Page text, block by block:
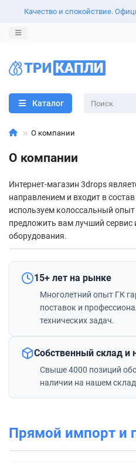
Качество и спокойствие.
Поверхностные насосы
Насосные станции
Центробежные насосы
Многоступенчатые насосы
Насосы для повышения давления
Циркуляционные насосы
Линейные насосы IN-LINE
Канализационные и
Консольно-моноблочные насосы
Мотопомпы
Насосы для химических
Канализационные станции
Консольные насосы
Насосы для перекачки
Погружные насосы
Скважинные насосы
Колодезные насосы
Фекальные насосы
Дренажные насосы
Шламовые насосы
Комплектующие к насосам
Автоматические трубные муфты
Штуцеры и обратные клапана
Автоматика для насосов
Фильтры для воды
Гидроаккумуляторы и
Оголовки для скважин
Шланги
Каталог
О компании
О компании
Интернет-магазин 3drops
направлением и входит в
используем колоссальный
предложить вам лучший сервис
оборудования.
15+ лет на рынке
Многолетний опыт ГК
поставок и
технических задач.
Собственный склад и
Свыше 4000 позиций
наличии на нашем
Прямой импорт и